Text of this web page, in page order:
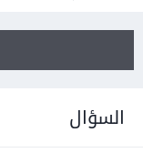
السؤال